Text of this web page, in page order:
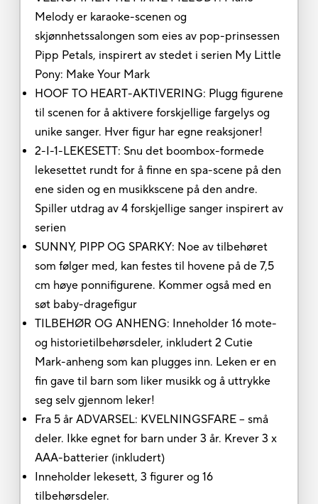
Melody er karaoke-scenen og
skjønnhetssalongen som eies av pop-prinsessen
Pipp Petals, inspirert av stedet i serien My Little
Pony: Make Your Mark
HOOF TO HEART-AKTIVERING: Plugg figurene
til scenen for å aktivere forskjellige fargelys og
unike sanger. Hver figur har egne reaksjoner!
2-I-1-LEKESETT: Snu det boombox-formede
lekesettet rundt for å finne en spa-scene på den
ene siden og en musikkscene på den andre.
Spiller utdrag av 4 forskjellige sanger inspirert av
serien
SUNNY, PIPP OG SPARKY: Noe av tilbehøret
som følger med, kan festes til hovene på de 7,5
cm høye ponnifigurene. Kommer også med en
søt baby-dragefigur
TILBEHØR OG ANHENG: Inneholder 16 mote-
og historietilbehørsdeler, inkludert 2 Cutie
Mark-anheng som kan plugges inn. Leken er en
fin gave til barn som liker musikk og å uttrykke
seg selv gjennom leker!
Fra 5 år ADVARSEL: KVELNINGSFARE – små
deler. Ikke egnet for barn under 3 år. Krever 3 x
AAA-batterier (inkludert)
Inneholder lekesett, 3 figurer og 16
tilbehørsdeler.